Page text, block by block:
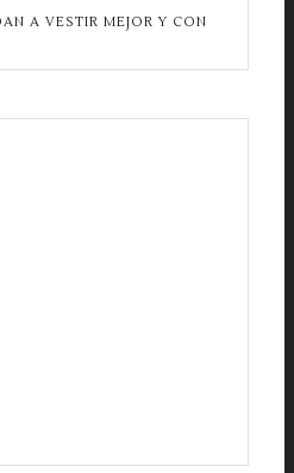
A VESTIR MEJOR Y CON